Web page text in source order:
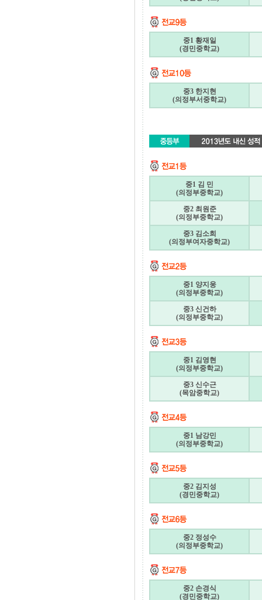
중1 황재일
(경민중학교)
중3 한지현
(의정부서중학교)
중1 김 민
(의정부중학교)
중2 최원준
(의정부중학교)
중3 김소희
(의정부여자중학교)
중1 양지웅
(의정부중학교)
중3 신건하
(의정부중학교)
중1 김영현
(의정부중학교)
중3 신수근
(목암중학교)
중1 남강민
(의정부중학교)
중2 김지성
(경민중학교)
중2 정성수
(의정부중학교)
중2 손경식
(경민중학교)